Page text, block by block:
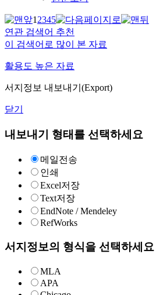
12345
연관 검색어 추천
이 검색어로 많이 본 자료
활용도 높은 자료
서지정보 내보내기(Export)
닫기
내보내기 형태를 선택하세요
메일전송
인쇄
Excel저장
Text저장
EndNote / Mendeley
RefWorks
서지정보의 형식을 선택하세요
MLA
APA